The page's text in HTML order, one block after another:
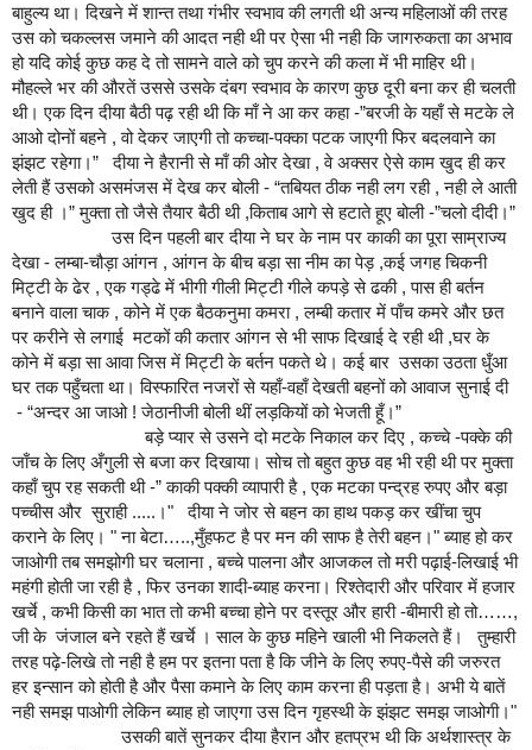
बाहुल्य था। दिखने में शान्त तथा गंभीर स्वभाव की लगती थी अन्य महिलाओं की तरह
उस को चकल्लस जमाने की आदत नही थी पर ऐसा भी नही कि जागरुकता का अभाव
हो यदि कोई कुछ कह दे तो सामने वाले को चुप करने की कला में भी माहिर थी।
मौहल्ले भर की औरतें उससे उसके दंबग स्वभाव के कारण कुछ दूरी बना कर ही चलती
थी। एक दिन दीया बैठी पढ़ रही थी कि माँ ने आ कर कहा -”बरजी के यहाँ से मटके ले
आओ दोनों बहने , वो देकर जाएगी तो कच्चा-पक्का पटक जाएगी फिर बदलवाने का
झंझट रहेगा।” दीया ने हैरानी से माँ की ओर देखा , वे अक्सर ऐसे काम खुद ही कर
लेती हैं उसको असमंजस में देख कर बोली - “तबियत ठीक नही लग रही , नही ले आती
खुद ही ।” मुक्ता तो जैसे तैयार बैठी थी ,किताब आगे से हटाते हूए बोली -”चलो दीदी।”
उस दिन पहली बार दीया ने घर के नाम पर काकी का पूरा साम्राज्य
देखा - लम्बा-चौड़ा आंगन , आंगन के बीच बड़ा सा नीम का पेड़ ,कई जगह चिकनी
मिट्टी के ढेर , एक गड्ढे में भीगी गीली मिट्टी गीले कपड़े से ढकी , पास ही बर्तन
बनाने वाला चाक , कोने में एक बैठकनुमा कमरा , लम्बी कतार में पाँच कमरे और छत
पर करीने से लगाई मटकों की कतार आंगन से भी साफ दिखाई दे रही थी ,घर के
कोने में बड़ा सा आवा जिस में मिट्टी के बर्तन पकते थे। कई बार उसका उठता धुँआ
घर तक पहुँचता था। विस्फारित नजरों से यहाँ-वहाँ देखती बहनों को आवाज सुनाई दी
- “अन्दर आ जाओ ! जेठानीजी बोली थीं लड़कियों को भेजती हूँ।”
बड़े प्यार से उसने दो मटके निकाल कर दिए , कच्चे -पक्के की
जाँच के लिए अँगुली से बजा कर दिखाया। सोच तो बहुत कुछ वह भी रही थी पर मुक्ता
कहाँ चुप रह सकती थी -” काकी पक्की व्यापारी है , एक मटका पन्द्रह रुपए और बड़ा
पच्चीस और सुराही .....।" दीया ने जोर से बहन का हाथ पकड़ कर खींचा चुप
कराने के लिए। " ना बेटा…..,मुँहफट है पर मन की साफ है तेरी बहन।" ब्याह हो कर
जाओगी तब समझोगी घर चलाना , बच्चे पालना और आजकल तो मरी पढ़ाई-लिखाई भी
महंगी होती जा रही है , फिर उनका शादी-ब्याह करना। रिश्तेदारी और परिवार में हजार
खर्चे , कभी किसी का भात तो कभी बच्चा होने पर दस्तूर और हारी -बीमारी हो तो……,
जी के जंजाल बने रहते हैं खर्चे । साल के कुछ‎ महिने खाली भी निकलते हैं। तुम्हारी
तरह पढ़े-लिखे तो नही है हम पर इतना पता है कि जीने के लिए रुपए-पैसे की जरुरत
हर इन्सान को होती है और पैसा कमाने के लिए काम करना ही पड़ता है। अभी ये बातें
नही समझ पाओगी लेकिन ब्याह हो जाएगा उस दिन गृहस्थी के झंझट समझ जाओगी।"
उसकी बातें सुनकर दीया हैरान और हतप्रभ थी कि अर्थशास्त्र के